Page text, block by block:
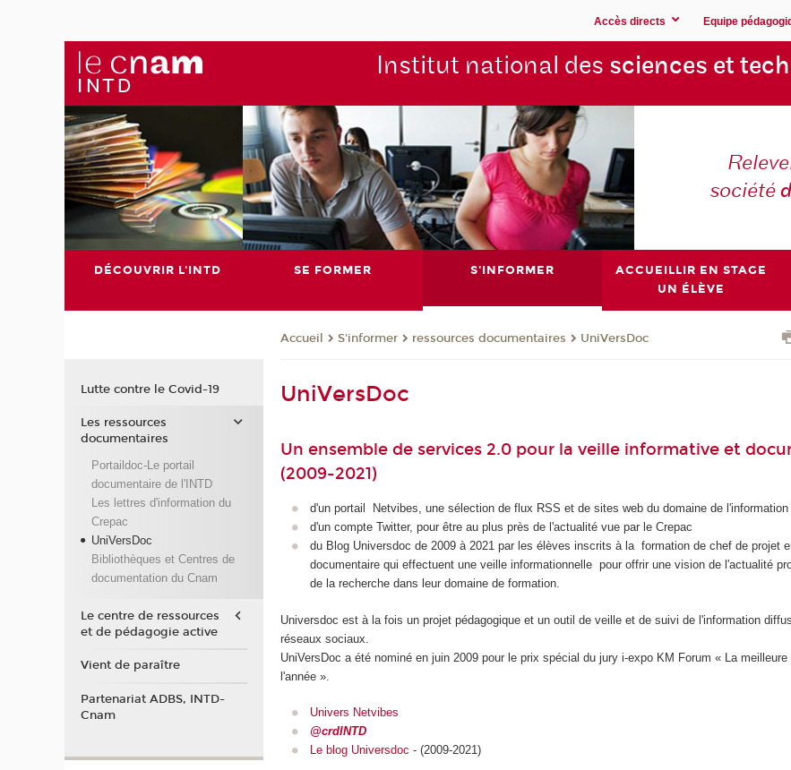
Accès directs Equipe
Institut national des sciences et
société
DÉCOUVRIR L'INTD SE FORMER S'INFORMER
ACCUEILLIR EN STAGE
UN ÉLÈVE
Accueil S'informer ressources documentaires UniVersDoc
UniVersDoc
Un ensemble de services 2.0 pour la veille informative et
(2009-2021)
d'un portail Netvibes, une sélection de flux RSS et de sites web du domaine de
d'un compte Twitter, pour être au plus près de l'actualité vue par le Crepac
du Blog Universdoc de 2009 à 2021 par les élèves inscrits à la formation de chef de projet
documentaire qui effectuent une veille informationnelle pour offrir une vision de l'actualité
de la recherche dans leur domaine de formation.
Universdoc est à la fois un projet pédagogique et un outil de veille et de suivi de l'information
réseaux sociaux.
UniVersDoc a été nominé en juin 2009 pour le prix spécial du jury i-expo KM Forum « La
l'année ».
Univers Netvibes
@crdINTD
Le blog Universdoc - (2009-2021)
Lutte contre le Covid-19
Les ressources
documentaires
Portaildoc-Le portail
documentaire de l'INTD
Les lettres d'information du
Crepac
UniVersDoc
Bibliothèques et Centres de
documentation du Cnam
Le centre de ressources
et de pédagogie active
Vient de paraître
Partenariat ADBS, INTD-
Cnam